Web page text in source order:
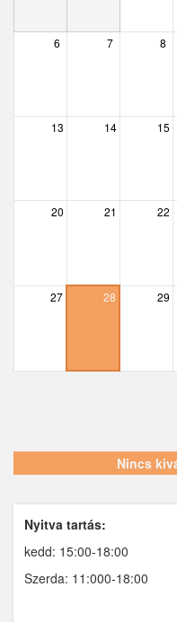
Csobánka
Délegyháza
Dunabogdány
Galgamácsa
Hernád
Hévízgyörk
6 7 8
13 14 15
20 21 22
27 28 29
Nincs
Nyitva tartás:
kedd: 15:00-18:00
Szerda: 11:000-18:00